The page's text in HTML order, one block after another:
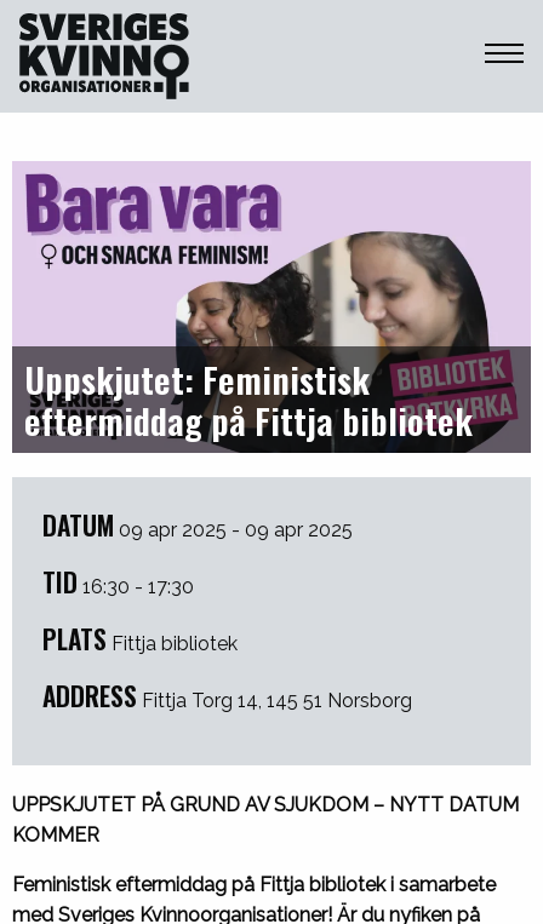
Sveriges Kvinnoorganisationer
Uppskjutet: Feministisk
eftermiddag på Fittja bibliotek
DATUM 09 apr 2025 - 09 apr 2025
TID 16:30 - 17:30
PLATS Fittja bibliotek
ADDRESS Fittja Torg 14, 145 51 Norsborg
UPPSKJUTET PÅ GRUND AV SJUKDOM – NYTT DATUM
KOMMER
Feministisk eftermiddag på Fittja bibliotek i samarbete
med Sveriges Kvinnoorganisationer! Är du nyfiken på